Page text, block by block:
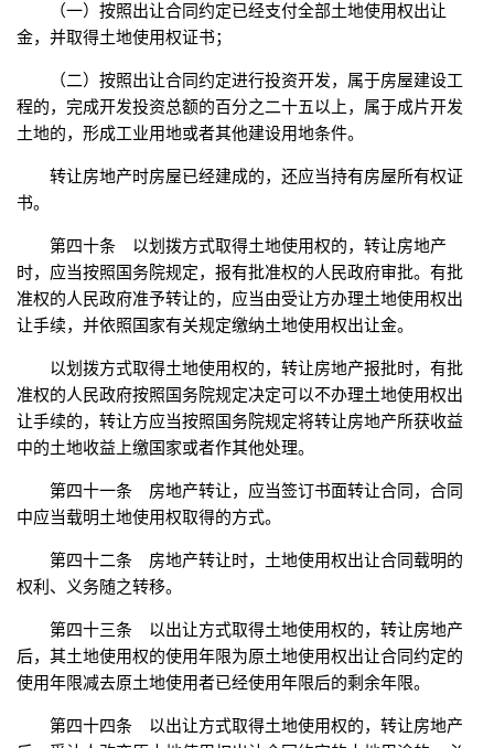
（一）按照出让合同约定已经支付全部土地使用权出让
金，并取得土地使用权证书；
（二）按照出让合同约定进行投资开发，属于房屋建设工
程的，完成开发投资总额的百分之二十五以上，属于成片开发
土地的，形成工业用地或者其他建设用地条件。
转让房地产时房屋已经建成的，还应当持有房屋所有权证
书。
第四十条 以划拨方式取得土地使用权的，转让房地产
时，应当按照国务院规定，报有批准权的人民政府审批。有批
准权的人民政府准予转让的，应当由受让方办理土地使用权出
让手续，并依照国家有关规定缴纳土地使用权出让金。
以划拨方式取得土地使用权的，转让房地产报批时，有批
准权的人民政府按照国务院规定决定可以不办理土地使用权出
让手续的，转让方应当按照国务院规定将转让房地产所获收益
中的土地收益上缴国家或者作其他处理。
第四十一条 房地产转让，应当签订书面转让合同，合同
中应当载明土地使用权取得的方式。
第四十二条 房地产转让时，土地使用权出让合同载明的
权利、义务随之转移。
第四十三条 以出让方式取得土地使用权的，转让房地产
后，其土地使用权的使用年限为原土地使用权出让合同约定的
使用年限减去原土地使用者已经使用年限后的剩余年限。
第四十四条 以出让方式取得土地使用权的，转让房地产